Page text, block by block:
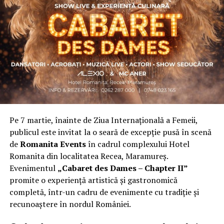
personal dificil, ca răspuns la întrebări despre
contribuție și sens. A crescut organic și a ajuns astăzi
una dintre cele mai mari comunități de femei
antreprenor din România, cu prezență fizică în mai
multe orașe, inclusiv la Cluj-Napoca.
„Dacă nu eu, atunci cine?”spune clujeancaCarmen
Mihalca, fondatoareaAntreprenoare.ro. Din această
întrebare s-a născut campania.
Cine a ales să fie vizibilă la Cluj
Femeile prezente la evenimentul din Cluj-Napoca
provin din domenii complet diferite. Câteva dintre ele:
Andreea Faur, specialist SEO, spune că a fi vizibilă
înseamnă să te asociezi cu brandul companiei pe care o
reprezinți și să educi publicul țintă. Mesajul ei pentru
Pe 7 martie, înainte de Ziua Internațională a Femeii,
publicul este invitat la o seară de excepție pusă în scenă
deRomanita Eventsîn cadrul complexului Hotel
Romanita din localitatea Recea, Maramureș.
Evenimentul „Cabaret des Dames – Chapter II”
promite o experiență artistică și gastronomică
completă, într-un cadru de evenimente cu tradiție și
recunoaștere în nordul României.